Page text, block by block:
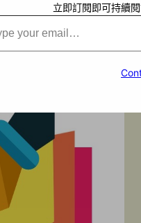
立即訂閱即可持續